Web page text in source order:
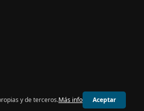
© 2026 24h Cataluña
y de terceros.Más info Aceptar